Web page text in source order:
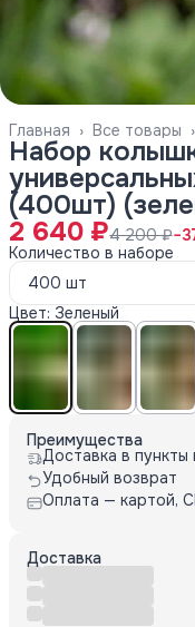
Все товары ›
Главная ›
Набор
(400шт)
2 640 ₽4 200 ₽−
Количество в наборе
400 шт
Цвет: Зеленый
Преимущества
Доставка в
Удобный возврат
Оплата — картой,
Доставка